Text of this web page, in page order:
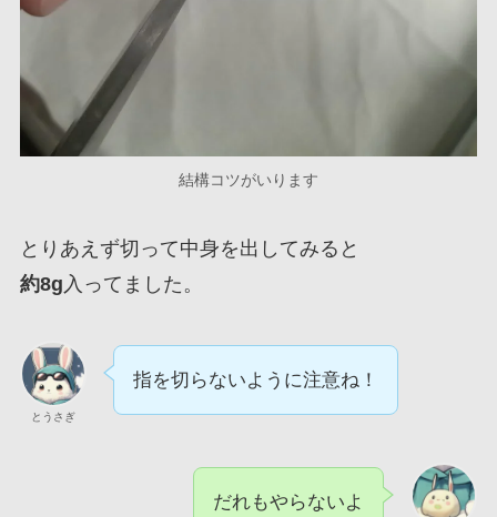
結構コツがいります
とりあえず切って中身を出してみると
約8g 入ってました。
とうさぎ
指を切らないように注意ね！
だれもやらないよ